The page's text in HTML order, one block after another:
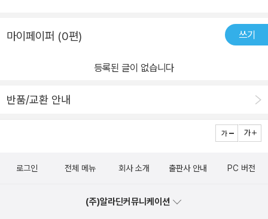
마이페이퍼 (0편) 쓰기
등록된 글이 없습니다
반품/교환 안내
로그인 전체 메뉴 회사 소개 출판사 안내 PC 버전
(주)알라딘커뮤니케이션